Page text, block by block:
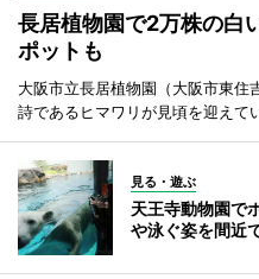
長居植物園で2万株の
ポットも
大阪市立長居植物園（大阪市東住
詩であるヒマワリが見頃を迎えて
見る・遊ぶ
天王寺動物園で
や泳ぐ姿を間近